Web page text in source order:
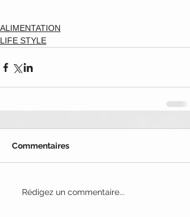
ALIMENTATION
LIFE STYLE
Commentaires
Rédigez un commentaire...